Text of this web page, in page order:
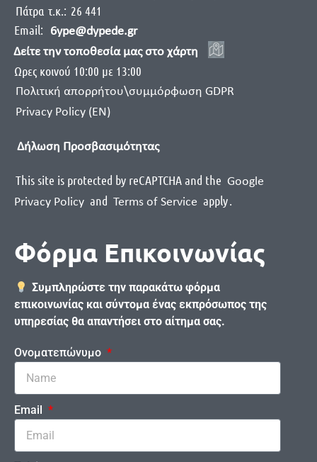
Πάτρα τ.κ.: 26 441
Email:
6ype@dypede.gr
Δείτε την τοποθεσία μας στο χάρτη
Ωρες κοινού 10:00 με 13:00
Πολιτική απορρήτου\συμμόρφωση GDPR
Privacy Policy (EN)
Δήλωση Προσβασιμότητας
This site is protected by reCAPTCHA and the Google
Privacy Policy and Terms of Service apply.
Φόρμα Επικοινωνίας
Συμπληρώστε την παρακάτω φόρμα
επικοινωνίας και σύντομα ένας εκπρόσωπος της
υπηρεσίας θα απαντήσει στο αίτημα σας.
Ονοματεπώνυμο
Email